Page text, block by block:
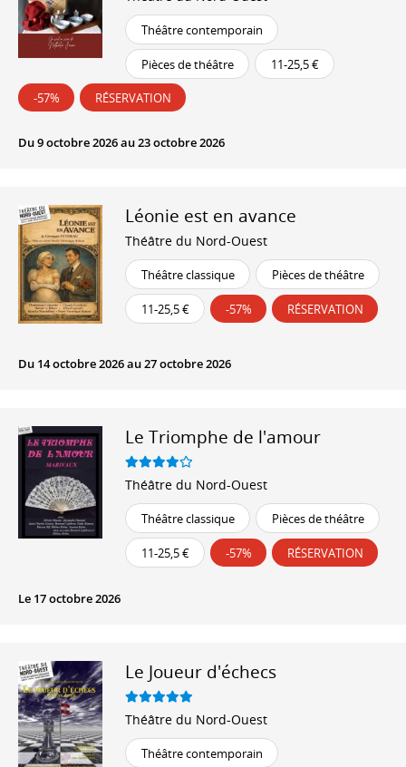
Théâtre contemporain
Pièces de théâtre 11-25,5 €
-57% RÉSERVATION
Du 9 octobre 2026 au 23 octobre 2026
Léonie est en avance
Théâtre du Nord-Ouest
Théâtre classique Pièces de théâtre
11-25,5 € -57% RÉSERVATION
Du 14 octobre 2026 au 27 octobre 2026
Le Triomphe de l'amour
Théâtre du Nord-Ouest
Théâtre classique Pièces de théâtre
11-25,5 € -57% RÉSERVATION
Le 17 octobre 2026
Le Joueur d'échecs
Théâtre du Nord-Ouest
Théâtre contemporain